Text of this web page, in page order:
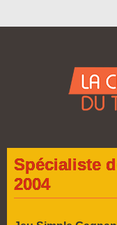
Spécialiste
2004